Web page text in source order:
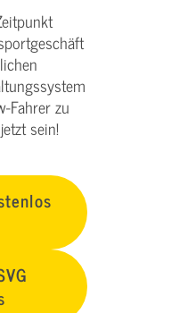
Fahrer zu
sein!